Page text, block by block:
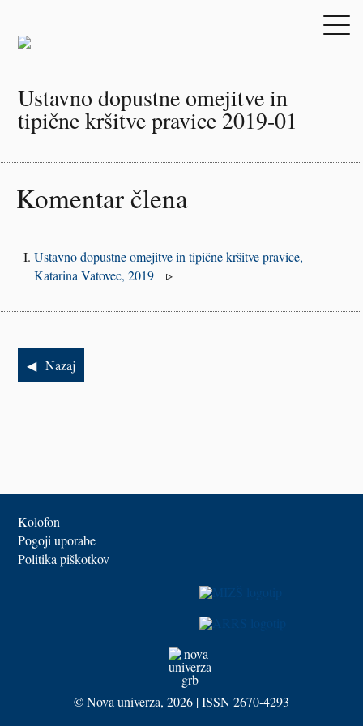
Ustavno dopustne omejitve in
tipične kršitve pravice 2019-01
Komentar člena
Ustavno dopustne omejitve in tipične kršitve pravice,
Katarina Vatovec, 2019
Nazaj
Kolofon
Pogoji uporabe
Politika piškotkov
©Nova univerza, 2026 | ISSN 2670-4293